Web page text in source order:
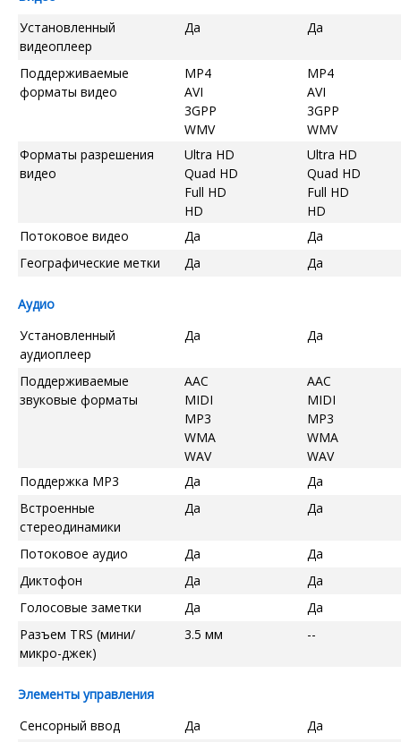
Установленный
видеоплеер
Да Да
Поддерживаемые
форматы видео
MP4
AVI
3GPP
WMV
MP4
AVI
3GPP
WMV
Форматы разрешения
видео
Ultra HD
Quad HD
Full HD
HD
Ultra HD
Quad HD
Full HD
HD
Потоковое видео
Да
Да
Географические метки
Да Да
Аудио
Установленный
аудиоплеер
Да Да
Поддерживаемые
звуковые форматы
AAC
MIDI
MP3
WMA
WAV
AAC
MIDI
MP3
WMA
WAV
Поддержка MP3
Да
Да
Встроенные
стереодинамики
Да Да
Потоковое аудио Да
Да
Диктофон
Да
Да
Голосовые заметки
Да
Да
Разъем TRS (мини/
микро-джек)
3.5 мм --
Элементы управления
Сенсорный ввод
Да
Да